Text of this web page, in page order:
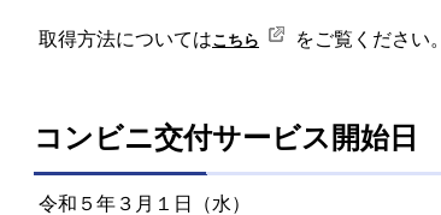
取得方法についてはこちら をご覧ください。
コンビニ交付サービス開始日
令和５年３月１日（水）